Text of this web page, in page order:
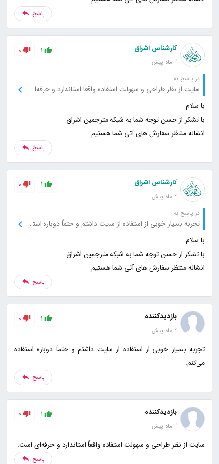
پاسخ
کارشناس اشراق
2 ماه پیش
1
0
در پاسخ به:
سایت از نظر طراحی و سهولت استفاده واقعاً استاندارد و حرفه‌ای است.
انشاله منتظر سفارش های آتی شما هستیم
پاسخ
کارشناس اشراق
2 ماه پیش
1
0
در پاسخ به:
تجربه بسیار خوبی از استفاده از سایت داشتم و حتماً دوباره استفاده می‌کنم.
انشاله منتظر سفارش های آتی شما هستیم
پاسخ
بازدیدکننده
2 ماه پیش
1
0
تجربه بسیار خوبی از استفاده از سایت داشتم و حتماً دوباره استفاده
می‌کنم.
پاسخ
بازدیدکننده
2 ماه پیش
1
0
سایت از نظر طراحی و سهولت استفاده واقعاً استاندارد و حرفه‌ای است.
پاسخ